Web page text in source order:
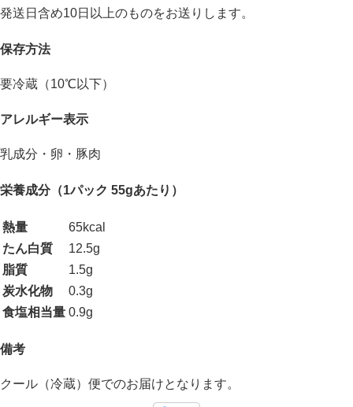
発送日含め10日以上のものをお送りします。
保存方法
要冷蔵（10℃以下）
アレルギー表示
乳成分・卵・豚肉
栄養成分（1パック 55gあたり）
熱量
65kcal
たん白質
12.5g
脂質
1.5g
炭水化物
0.3g
食塩相当量 0.9g
備考
クール（冷蔵）便でのお届けとなります。